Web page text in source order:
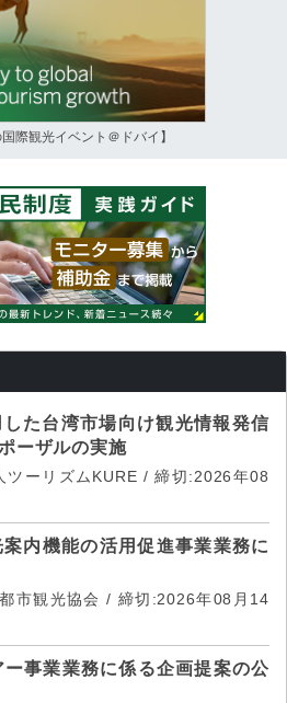
国際観光イベント＠ドバイ】
た台湾市場向け観光情報発信
ーザルの実施
ツーリズムKURE / 締切:2026年08
内機能の活用促進事業業務に
市観光協会 / 締切:2026年08月14
ー事業業務に係る企画提案の公